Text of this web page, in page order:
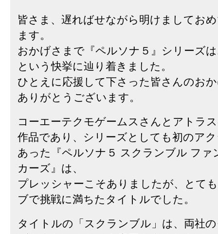
皆さま、遅ればせながら明けましてお
ます。
おかげさまで『ペルソナ５』シリーズ
という快挙に辿り着きました。
ひとえに応援して下さった皆さんのお
ありがとうございます。
コーエーテクモゲームスさんとアトラ
作品であり、シリーズとしても初のア
あった『ペルソナ５ スクランブル ファ
カーズ』は、
プレッシャーこそありましたが、とて
ブで挑戦に満ちたタイトルでした。
タイトルの「スクランブル」は、両社